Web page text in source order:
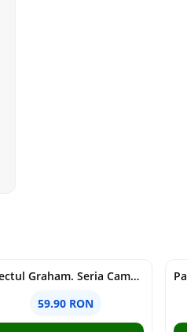
Efectul Graham. Seria Campus Diaries Vol.1
59.90 RON